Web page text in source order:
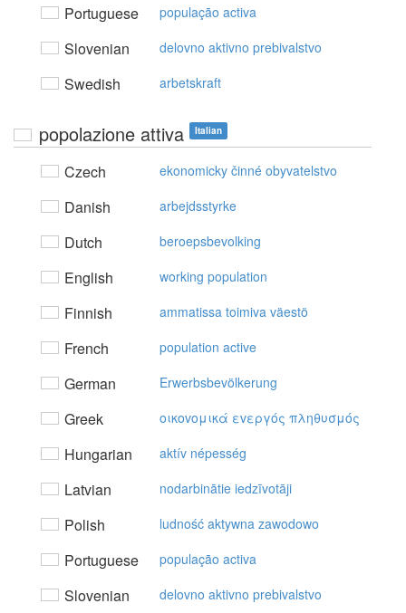
Portuguese população activa
Slovenian delovno aktivno prebivalstvo
Swedish arbetskraft
popolazione attiva Italian
Czech ekonomicky činné obyvatelstvo
Danish arbejdsstyrke
Dutch beroepsbevolking
English working population
Finnish ammatissa toimiva väestö
French population active
German Erwerbsbevölkerung
Greek oικovoμικά εvεργός πληθυσμός
Hungarian aktív népesség
Latvian nodarbinātie iedzīvotāji
Polish ludność aktywna zawodowo
Portuguese população activa
Slovenian delovno aktivno prebivalstvo